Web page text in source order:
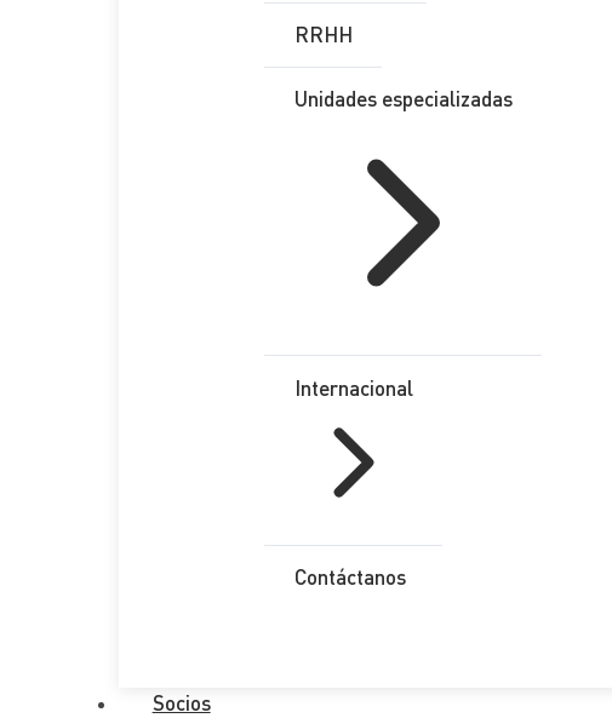
RRHH
Unidades especializadas
Internacional
Contáctanos
Socios